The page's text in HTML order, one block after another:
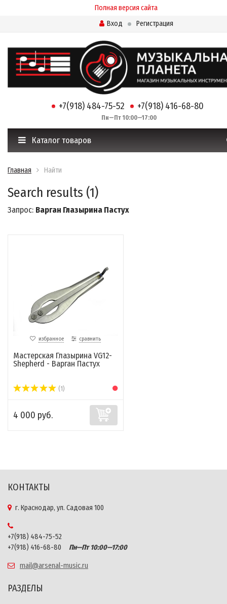
Полная версия сайта
Вход
Регистрация
+7(918) 484-75-52 +7(918) 416-68-80
Пн—Пт 10:00—17:00
Каталог товаров
Главная Найти
Search results (1)
Запрос: Варган Глазырина Пастух
избранное сравнить
Мастерская Глазырина VG12-
Shepherd - Варган Пастух
(1)
4 000 руб.
КОНТАКТЫ
г. Краснодар, ул. Садовая 100
+7(918) 484-75-52
+7(918) 416-68-80
Пн—Пт 10:00—17:00
mail@arsenal-music.ru
РАЗДЕЛЫ